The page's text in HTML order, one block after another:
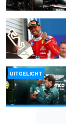
UITGELICHT